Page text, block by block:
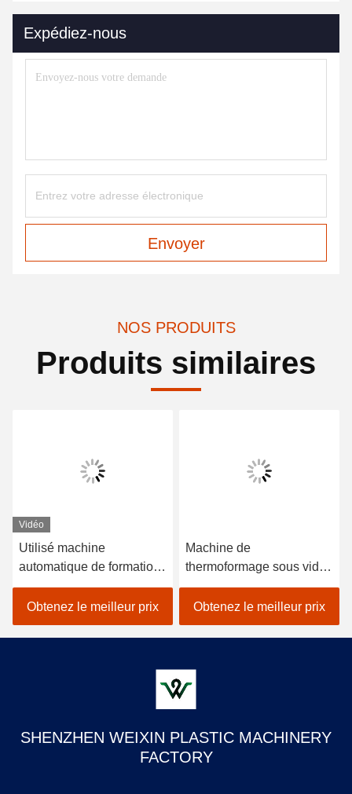
Expédiez-nous
Envoyer
NOS PRODUITS
Produits similaires
Vidéo
Utilisé machine
automatique de formation
sous vide en plastique à
ampoules pour fabriquer
des plaques jetables
Obtenez le meilleur prix
Machine de
thermoformage sous vide
refroidie à l'eau 220V
380V
Obtenez le meilleur prix
SHENZHEN WEIXIN PLASTIC MACHINERY
FACTORY